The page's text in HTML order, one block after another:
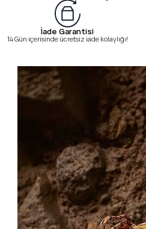
İade Garantisi
14 Gün içerisinde ücretsiz iade kolaylığı!